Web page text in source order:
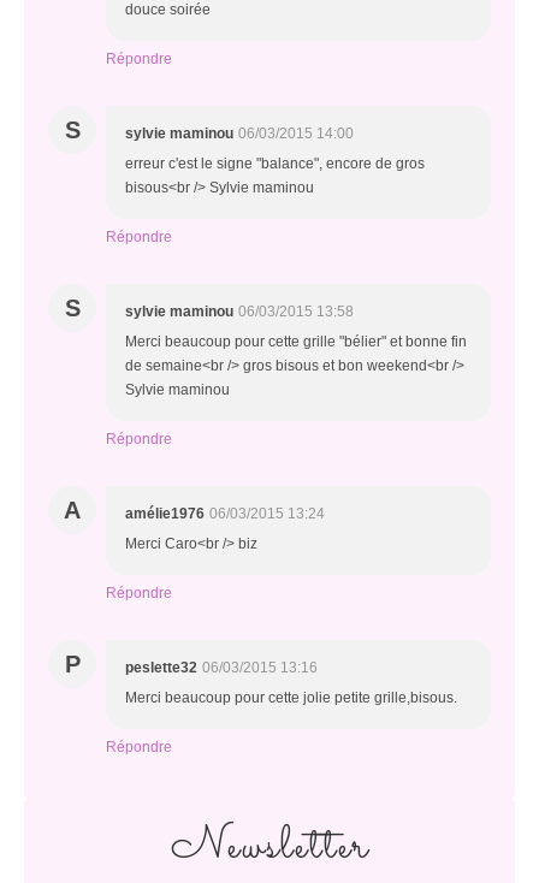
douce soirée
Répondre
S sylvie maminou 06/03/2015 14:00
erreur c'est le signe "balance", encore de gros
bisous<br /> Sylvie maminou
Répondre
S sylvie maminou 06/03/2015 13:58
Merci beaucoup pour cette grille "bélier" et bonne fin
de semaine<br /> gros bisous et bon weekend<br />
Sylvie maminou
Répondre
A amélie1976 06/03/2015 13:24
Merci Caro<br /> biz
Répondre
P peslette32 06/03/2015 13:16
Merci beaucoup pour cette jolie petite grille,bisous.
Répondre
Newsletter